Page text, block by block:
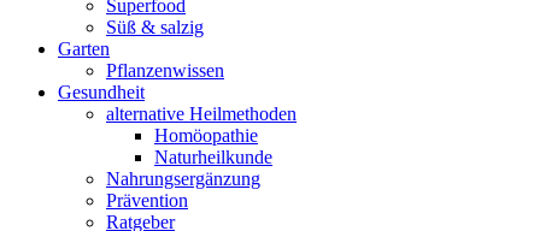
Superfood
Süß & salzig
Garten
Pflanzenwissen
Gesundheit
alternative Heilmethoden
Homöopathie
Naturheilkunde
Nahrungsergänzung
Prävention
Ratgeber